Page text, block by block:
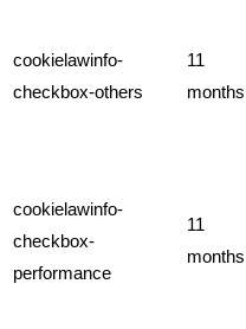
cookielawinfo-
checkbox-others
11
months
cookielawinfo-
checkbox-
performance
11
months